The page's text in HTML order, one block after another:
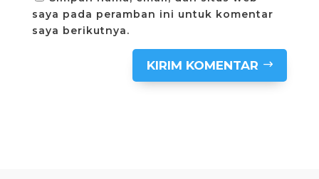
saya pada peramban ini untuk komentar
saya berikutnya.
KIRIM KOMENTAR